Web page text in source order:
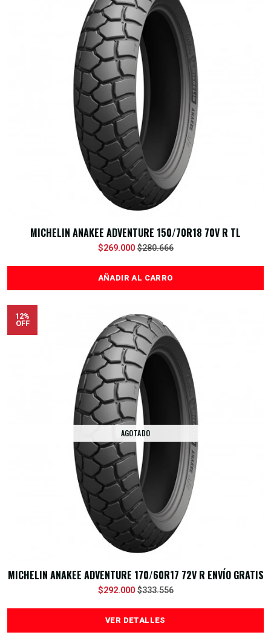
MICHELIN ANAKEE ADVENTURE 150/70R18 70V R TL
$269.000 $280.666
AÑADIR AL CARRO
12%
OFF
AGOTADO
MICHELIN ANAKEE ADVENTURE 170/60R17 72V R ENVÍO GRATIS
$292.000 $333.556
VER DETALLES